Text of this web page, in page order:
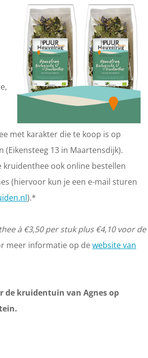
met karakter die te koop is op
(Eikensteeg 13 in Maartensdijk).
kruidenthee ook online bestellen
(hiervoor kun je een e-mail sturen
).*
à €3,50 per stuk plus €4,10 voor de
meer informatie op dewebsite van
de kruidentuin van Agnes op